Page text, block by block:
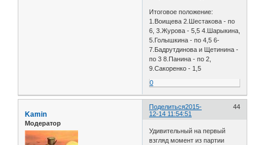
Итоговое положение:
1.Воищева 2.Шестакова - по
6, 3.Журова - 5,5 4.Шарыкина,
5.Голышкина - по 4,5 6-
7.Бадрутдинова и Щетинина -
по 3 8.Панина - по 2,
9.Сакоренко - 1,5
0
Поделиться 44
2015-
12-14 11:54:51
Kamin
Модератор
Удивительный на первый
взгляд момент из партии